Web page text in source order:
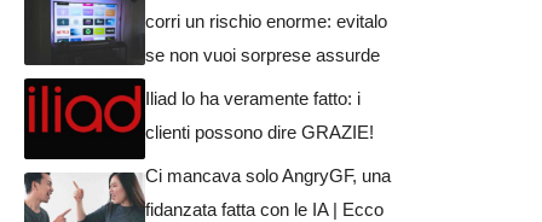
corri un rischio enorme: evitalo
se non vuoi sorprese assurde
Iliad lo ha veramente fatto: i
clienti possono dire GRAZIE!
Ci mancava solo AngryGF, una
fidanzata fatta con le IA | Ecco